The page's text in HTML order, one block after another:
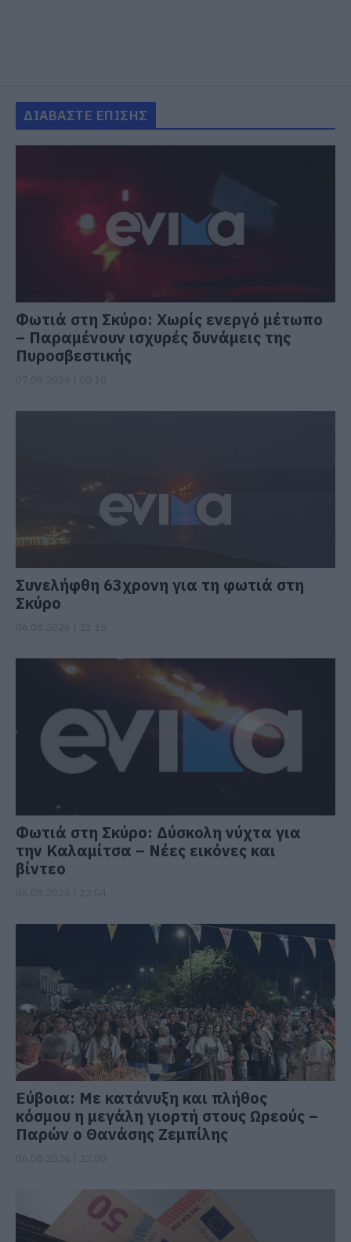
ΔΙΑΒΑΣΤΕ ΕΠΙΣΗΣ
Φωτιά στη Σκύρο: Χωρίς ενεργό μέτωπο
– Παραμένουν ισχυρές δυνάμεις της
Πυροσβεστικής
Συνελήφθη 63χρονη για τη φωτιά στη
Σκύρο
Φωτιά στη Σκύρο: Δύσκολη νύχτα για
την Καλαμίτσα – Νέες εικόνες και
βίντεο
Εύβοια: Με κατάνυξη και πλήθος
κόσμου η μεγάλη γιορτή στους Ωρεούς –
Παρών ο Θανάσης Ζεμπίλης